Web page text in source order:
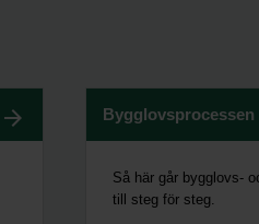
Bygglovsprocessen
Så här går bygglovs-
till steg för steg.